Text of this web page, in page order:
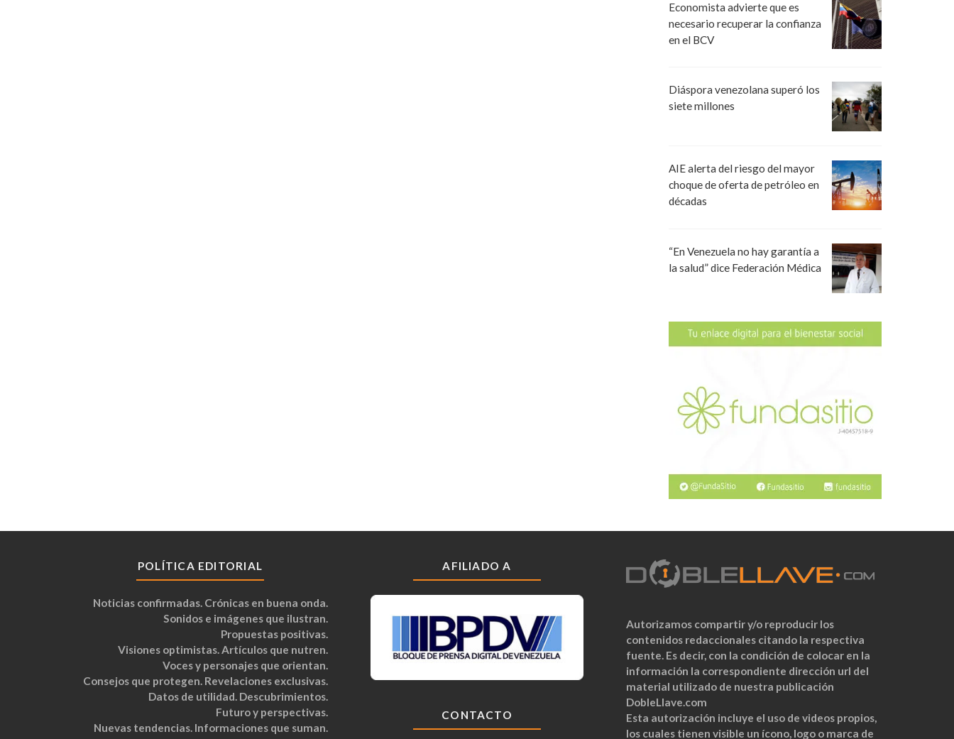
Economista advierte que es
necesario recuperar la confianza
en el BCV
Diáspora venezolana superó los
siete millones
AIE alerta del riesgo del mayor
choque de oferta de petróleo en
décadas
“En Venezuela no hay garantía a
la salud” dice Federación Médica
POLÍTICA EDITORIAL
Noticias confirmadas. Crónicas en buena onda.
Sonidos e imágenes que ilustran.
Propuestas positivas.
Visiones optimistas. Artículos que nutren.
Voces y personajes que orientan.
Consejos que protegen. Revelaciones exclusivas.
Datos de utilidad. Descubrimientos.
Futuro y perspectivas.
Nuevas tendencias. Informaciones que suman.
AFILIADO A
CONTACTO
Autorizamos compartir y/o reproducir los
contenidos redaccionales citando la respectiva
fuente. Es decir, con la condición de colocar en la
información la correspondiente dirección url del
material utilizado de nuestra publicación
DobleLlave.com
Esta autorización incluye el uso de videos propios,
los cuales tienen visible un ícono, logo o marca de